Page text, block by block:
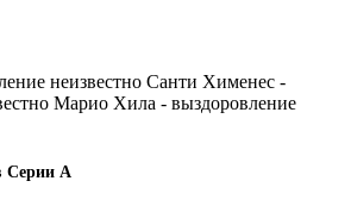
неизвестно Санти Хименес -
Марио Хила - выздоровление
Серии А